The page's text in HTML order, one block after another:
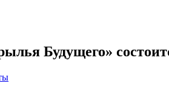
Будущего»